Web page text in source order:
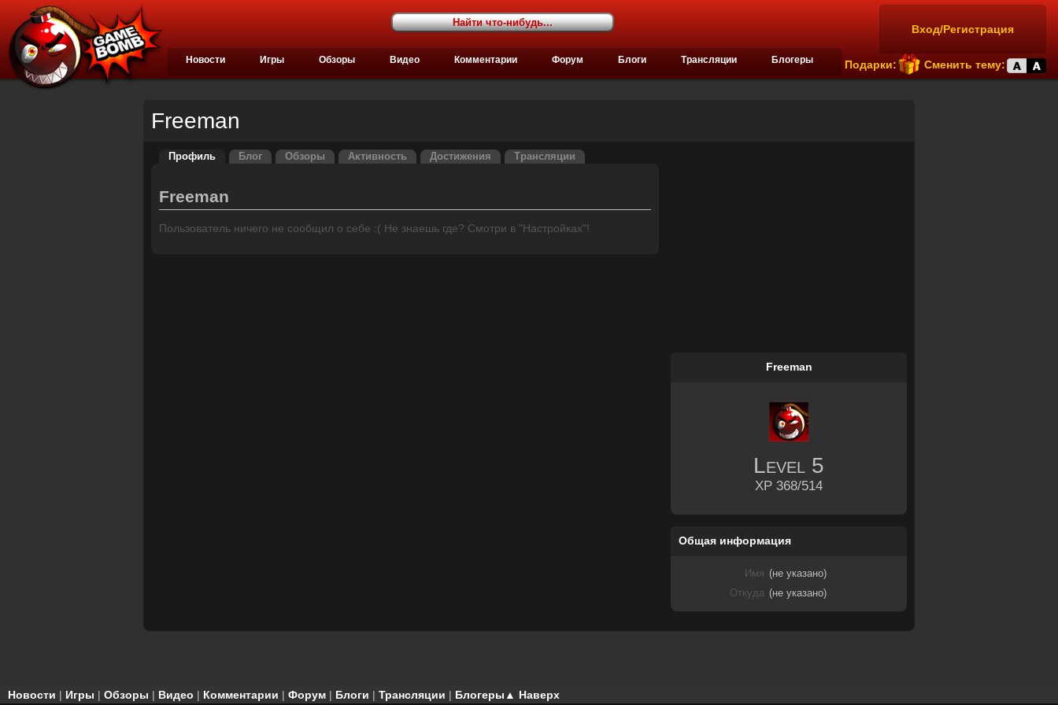
Вход/Регистрация
Подарки: Сменить тему:
Новости Игры Обзоры Видео Комментарии Форум Блоги Трансляции Блогеры
Freeman
Профиль Блог Обзоры Активность Достижения Трансляции
Freeman
Пользователь ничего не сообщил о себе :( Не знаешь где? Смотри в "Настройках"!
Freeman
Level 5
XP 368/514
Общая информация
Имя (не указано)
Откуда (не указано)
▲ Наверх
Новости | Игры | Обзоры | Видео | Комментарии | Форум | Блоги | Трансляции | Блогеры